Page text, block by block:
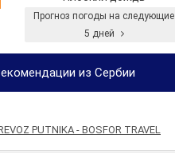
Прогноз погоды на следующие
5 дней
из Сербии
PUTNIKA - BOSFOR TRAVEL